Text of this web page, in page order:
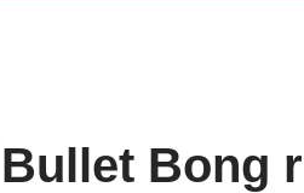
Bullet Bong